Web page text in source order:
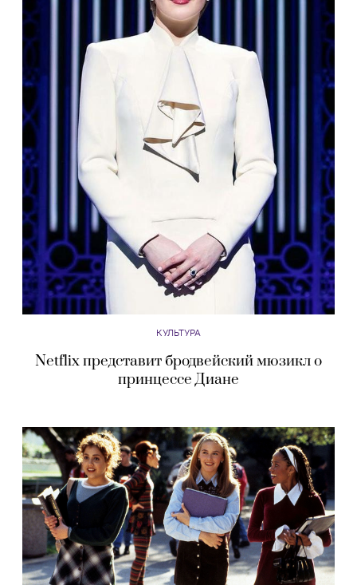
КУЛЬТУРА
Netflix представит бродвейский мюзикл о
принцессе Диане